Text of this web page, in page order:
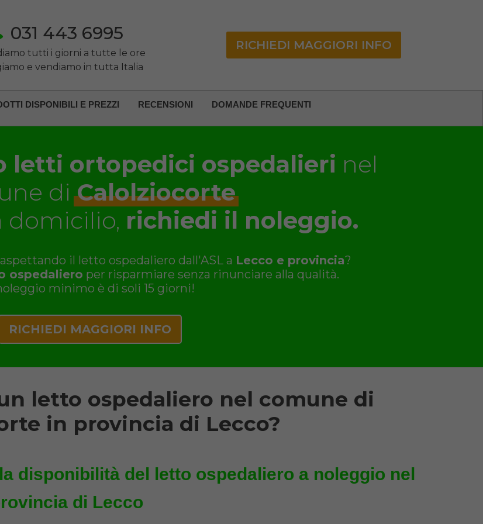
031 443 6995
tutti i giorni a tutte le ore
e vendiamo in tutta Italia
RICHIEDI MAGGIORI INFO
DISPONIBILI E PREZZI RECENSIONI DOMANDE FREQUENTI
letti ortopedici ospedalieri nel
diCalolziocorte
domicilio, richiedi il noleggio.
il letto ospedaliero dall'ASL a Lecco e provincia?
ospedaliero per risparmiare senza rinunciare alla qualità.
minimo è di soli 15 giorni!
RICHIEDI MAGGIORI INFO
letto ospedaliero nel comune di
in provincia di Lecco?
disponibilità del letto ospedaliero a noleggio nel
di Lecco